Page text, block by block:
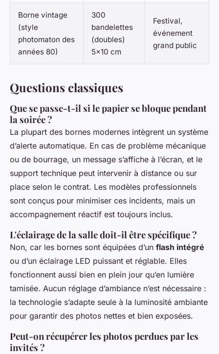
Borne vintage
(style
photomaton des
années 80)
300
bandelettes
(doubles)
5x10 cm
Festival,
événement
grand public
Questions classiques
Que se passe-t-il si le papier se bloque pendant
la soirée ?
La plupart des bornes modernes intègrent un système
d’alerte automatique. En cas de problème mécanique
ou de bourrage, un message s’affiche à l’écran, et le
support technique peut intervenir à distance ou sur
place selon le contrat. Les modèles professionnels
sont conçus pour minimiser ces incidents, mais un
accompagnement réactif est toujours inclus.
L'éclairage de la salle doit-il être spécifique ?
Non, car les bornes sont équipées d’un flash intégré
ou d’un éclairage LED puissant et réglable. Elles
fonctionnent aussi bien en plein jour qu’en lumière
tamisée. Aucun réglage d’ambiance n’est nécessaire :
la technologie s’adapte seule à la luminosité ambiante
pour garantir des photos nettes et bien exposées.
Peut-on récupérer les photos perdues par les
invités ?